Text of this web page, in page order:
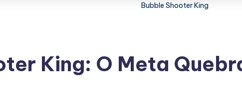
Bubble Shooter King
King: O Meta